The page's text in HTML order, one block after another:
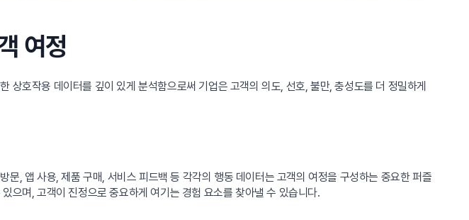
여정
호작용 데이터를 깊이 있게 분석함으로써 기업은 고객의 의도, 선호, 불만, 충성도를 더 정밀하게
, 앱 사용, 제품 구매, 서비스 피드백 등 각각의 행동 데이터는 고객의 여정을 구성하는 중요한 퍼즐
으며, 고객이 진정으로 중요하게 여기는 경험 요소를 찾아낼 수 있습니다.